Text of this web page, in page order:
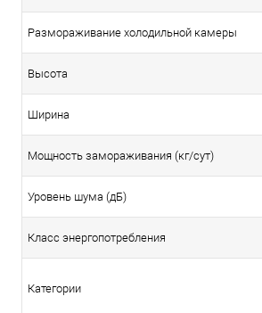
Размораживание холодильной камеры
Высота
Ширина
Мощность замораживания (кг/сут)
Уровень шума (дБ)
Класс энергопотребления
Категории